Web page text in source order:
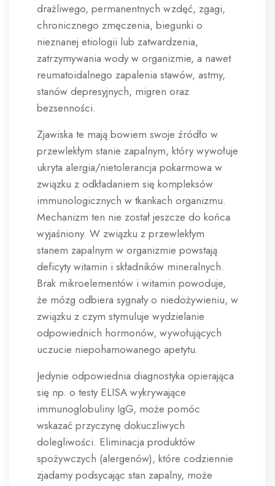
drażliwego, permanentnych wzdęć, zgagi,
chronicznego zmęczenia, biegunki o
nieznanej etiologii lub zatwardzenia,
zatrzymywania wody w organizmie, a nawet
reumatoidalnego zapalenia stawów, astmy,
stanów depresyjnych, migren oraz
bezsenności.
Zjawiska te mają bowiem swoje źródło w
przewlekłym stanie zapalnym, który wywołuje
ukryta alergia/nietolerancja pokarmowa w
związku z odkładaniem się kompleksów
immunologicznych w tkankach organizmu.
Mechanizm ten nie został jeszcze do końca
wyjaśniony. W związku z przewlekłym
stanem zapalnym w organizmie powstają
deficyty witamin i składników mineralnych.
Brak mikroelementów i witamin powoduje,
że mózg odbiera sygnały o niedożywieniu, w
związku z czym stymuluje wydzielanie
odpowiednich hormonów, wywołujących
uczucie niepohamowanego apetytu.
Jedynie odpowiednia diagnostyka opierająca
się np. o testy ELISA wykrywające
immunoglobuliny IgG, może pomóc
wskazać przyczynę dokuczliwych
dolegliwości. Eliminacja produktów
spożywczych (alergenów), które codziennie
zjadamy podsycając stan zapalny, może